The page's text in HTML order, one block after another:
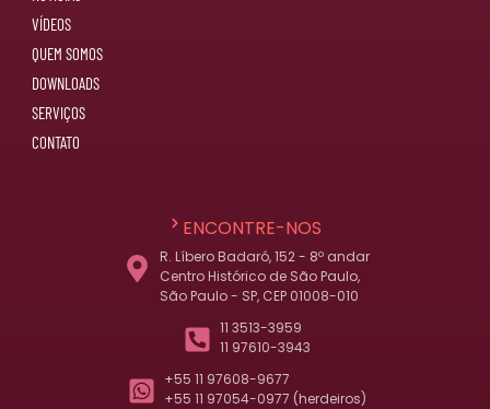
VÍDEOS
QUEM SOMOS
DOWNLOADS
SERVIÇOS
CONTATO
ENCONTRE-NOS
R. Líbero Badaró, 152 - 8º andar
Centro Histórico de São Paulo,
São Paulo - SP, CEP 01008-010
11 3513-3959
11 97610-3943
+55 11 97608-9677
+55 11 97054-0977 (herdeiros)